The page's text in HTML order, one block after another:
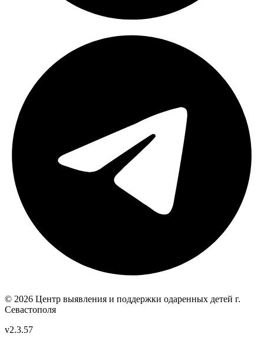
© 2026 Центр выявления и поддержки одаренных детей г.
Севастополя
v2.3.57